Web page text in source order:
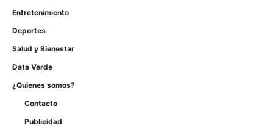
Entretenimiento
Deportes
Salud y Bienestar
Data Verde
¿Quienes somos?
Contacto
Publicidad